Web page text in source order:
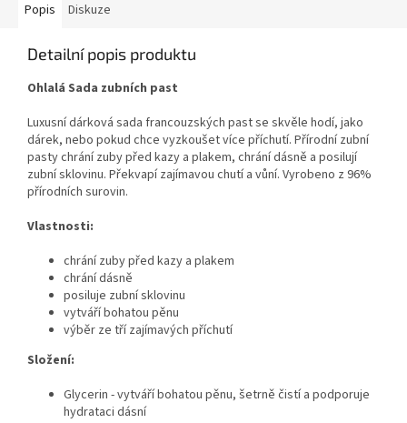
Popis Diskuze
Detailní popis produktu
Ohlalá Sada zubních past
Luxusní dárková sada francouzských past se skvěle hodí, jako
dárek, nebo pokud chce vyzkoušet více příchutí. Přírodní zubní
pasty chrání zuby před kazy a plakem, chrání dásně a posilují
zubní sklovinu. Překvapí zajímavou chutí a vůní. Vyrobeno z 96%
přírodních surovin.
Vlastnosti:
chrání zuby před kazy a plakem
chrání dásně
posiluje zubní sklovinu
vytváří bohatou pěnu
výběr ze tří zajímavých příchutí
Složení:
Glycerin - vytváří bohatou pěnu, šetrně čistí a podporuje
hydrataci dásní